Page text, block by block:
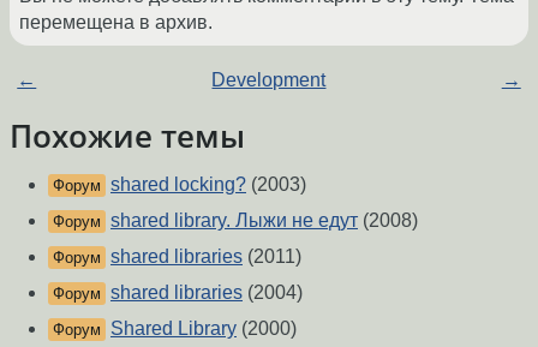
перемещена в архив.
← Development →
Похожие темы
Форум shared locking? (2003)
Форум shared library. Лыжи не едут (2008)
Форум shared libraries (2011)
Форум shared libraries (2004)
Форум Shared Library (2000)